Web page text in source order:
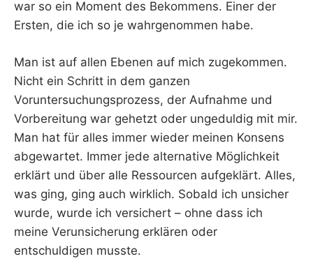
war so ein Moment des Bekommens. Einer der
Ersten, die ich so je wahrgenommen habe.
Man ist auf allen Ebenen auf mich zugekommen.
Nicht ein Schritt in dem ganzen
Voruntersuchungsprozess, der Aufnahme und
Vorbereitung war gehetzt oder ungeduldig mit mir.
Man hat für alles immer wieder meinen Konsens
abgewartet. Immer jede alternative Möglichkeit
erklärt und über alle Ressourcen aufgeklärt. Alles,
was ging, ging auch wirklich. Sobald ich unsicher
wurde, wurde ich versichert – ohne dass ich
meine Verunsicherung erklären oder
entschuldigen musste.